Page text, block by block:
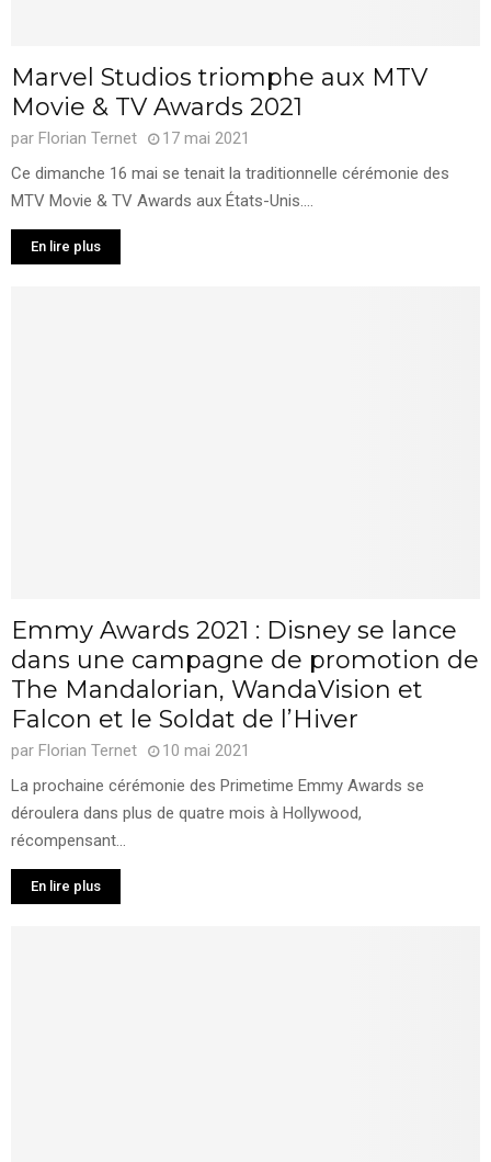
Marvel Studios triomphe aux MTV
Movie & TV Awards 2021
par Florian Ternet
17 mai 2021
Ce dimanche 16 mai se tenait la traditionnelle cérémonie des
MTV Movie & TV Awards aux États-Unis....
En lire plus
Emmy Awards 2021 : Disney se lance
dans une campagne de promotion de
The Mandalorian, WandaVision et
Falcon et le Soldat de l’Hiver
par Florian Ternet
10 mai 2021
La prochaine cérémonie des Primetime Emmy Awards se
déroulera dans plus de quatre mois à Hollywood,
récompensant...
En lire plus